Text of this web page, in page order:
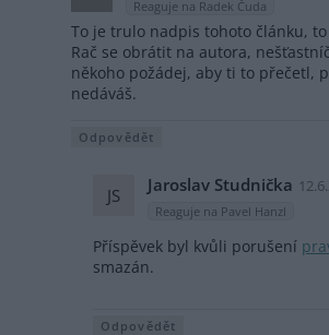
Reaguje na Radek Čuda
To je trulo nadpis tohoto článku,
Rač se obrátit na autora,
někoho požádej, aby ti to přečetl,
nedáváš.
Odpovědět
JS Jaroslav Studnička
Reaguje na Pavel Hanzl
Příspěvek byl kvůli porušení
smazán.
Odpovědět